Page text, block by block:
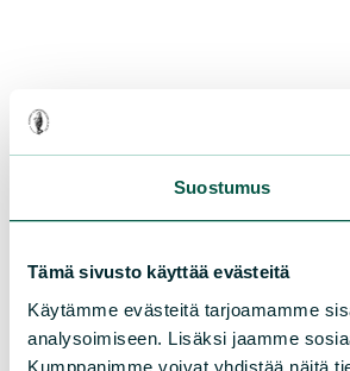
Suostumus
Tämä sivusto käyttää evästeitä
Käytämme evästeitä tarjoamamme
analysoimiseen. Lisäksi jaamme
Kumppanimme voivat yhdistää näitä